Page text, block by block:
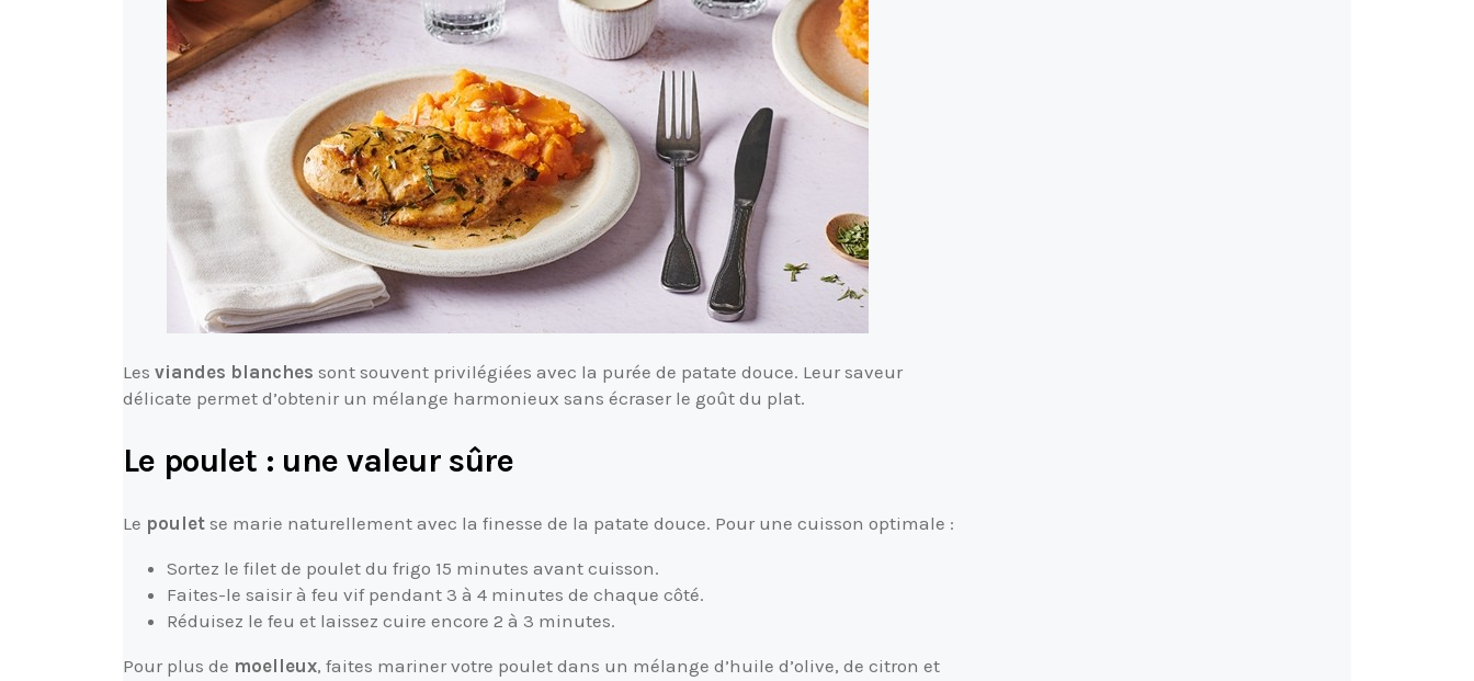
Les viandes blanches sont souvent privilégiées avec la purée de patate douce. Leur saveur
délicate permet d’obtenir un mélange harmonieux sans écraser le goût du plat.
Le poulet : une valeur sûre
Le poulet se marie naturellement avec la finesse de la patate douce. Pour une cuisson optimale :
Sortez le filet de poulet du frigo 15 minutes avant cuisson.
Faites-le saisir à feu vif pendant 3 à 4 minutes de chaque côté.
Réduisez le feu et laissez cuire encore 2 à 3 minutes.
Pour plus de moelleux, faites mariner votre poulet dans un mélange d’huile d’olive, de citron et